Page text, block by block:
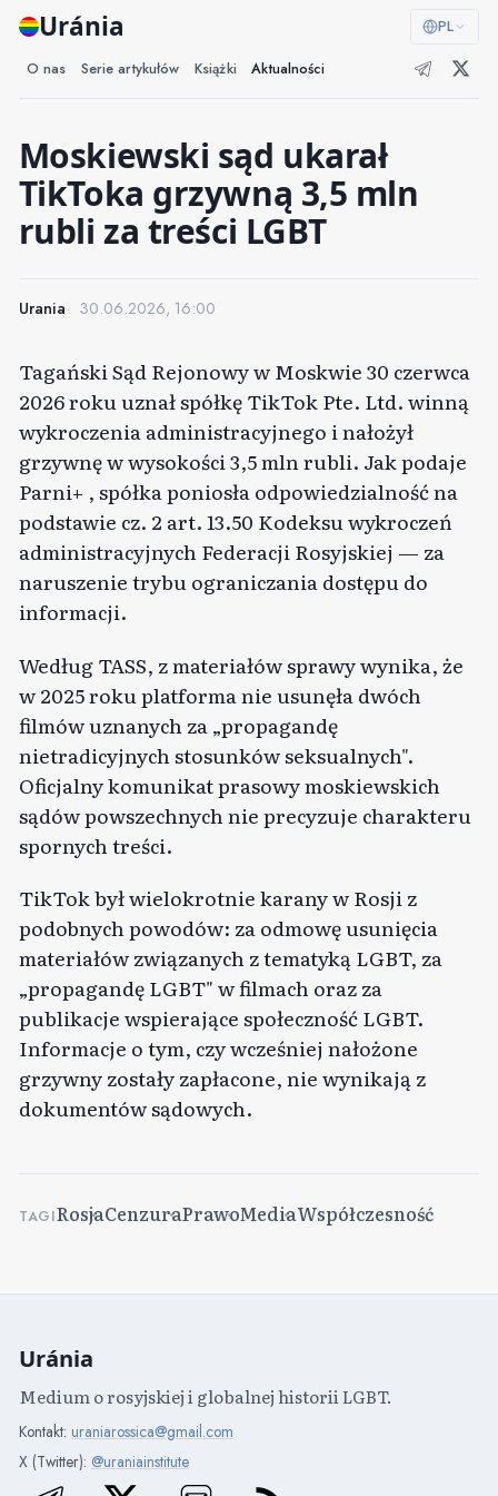
Uránia PL
O nas Serie artykułów Książki Aktualności
Moskiewski sąd ukarał
TikToka grzywną 3,5 mln
rubli za treści LGBT
Urania 30.06.2026, 16:00
Tagański Sąd Rejonowy w Moskwie 30 czerwca
2026 roku uznał spółkę TikTok Pte. Ltd. winną
wykroczenia administracyjnego i nałożył
grzywnę w wysokości 3,5 mln rubli. Jak podaje
Parni+ , spółka poniosła odpowiedzialność na
podstawie cz. 2 art. 13.50 Kodeksu wykroczeń
administracyjnych Federacji Rosyjskiej — za
naruszenie trybu ograniczania dostępu do
informacji.
Według TASS, z materiałów sprawy wynika, że
w 2025 roku platforma nie usunęła dwóch
filmów uznanych za „propagandę
nietradicyjnych stosunków seksualnych".
Oficjalny komunikat prasowy moskiewskich
sądów powszechnych nie precyzuje charakteru
spornych treści.
TikTok był wielokrotnie karany w Rosji z
podobnych powodów: za odmowę usunięcia
materiałów związanych z tematyką LGBT, za
„propagandę LGBT" w filmach oraz za
publikacje wspierające społeczność LGBT.
Informacje o tym, czy wcześniej nałożone
grzywny zostały zapłacone, nie wynikają z
dokumentów sądowych.
TAGIRosjaCenzuraPrawoMediaWspółczesność
Uránia
Medium o rosyjskiej i globalnej historii LGBT.
Kontakt: uraniarossica@gmail.com
X (Twitter): @uraniainstitute